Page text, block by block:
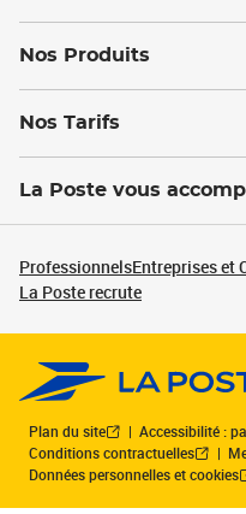
Nos Produits
Nos Tarifs
La Poste vous
ProfessionnelsEntreprises et
La Poste recrute
Plan du site
Accessibilité :
Conditions contractuelles
Données personnelles et cookies